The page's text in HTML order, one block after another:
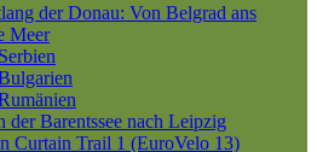
der Donau: Von Belgrad ans
Meer
der Barentssee nach Leipzig
Curtain Trail 1 (EuroVelo 13)